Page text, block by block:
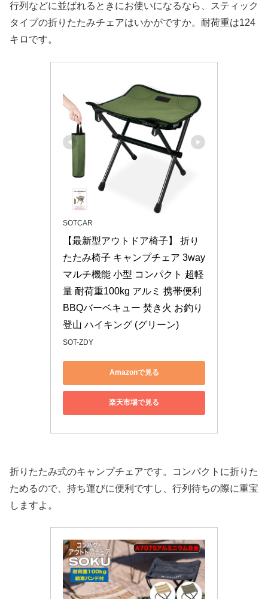
行列などに並ばれるときにお使いになるなら、スティック
タイプの折りたたみチェアはいかがですか。耐荷重は124
キロです。
SOTCAR
【最新型アウトドア椅子】 折り
たたみ椅子 キャンプチェア 3way
マルチ機能 小型 コンパクト 超軽
量 耐荷重100kg アルミ 携帯便利
BBQバーベキュー 焚き火 お釣り
登山 ハイキング (グリーン)
SOT-ZDY
Amazonで見る
楽天市場で見る
折りたたみ式のキャンプチェアです。コンパクトに折りた
ためるので、持ち運びに便利ですし、行列待ちの際に重宝
しますよ。